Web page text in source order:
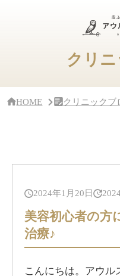
クリ
HOME クリニックブ
2024年1月20日
美容初心者の方
治療♪
こんにちは。アウル